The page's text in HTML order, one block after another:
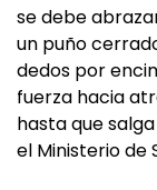
se debe
un puño
dedos por
fuerza hacia
hasta que
el Ministerio de